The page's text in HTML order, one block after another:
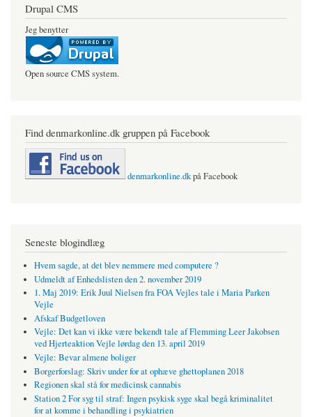
Drupal CMS
Jeg benytter
Open source CMS system.
Find denmarkonline.dk gruppen på Facebook
denmarkonline.dkpå Facebook
Seneste blogindlæg
Hvem sagde, at det blev nemmere med computere ?
Udmeldt af Enhedslisten den 2. november 2019
1. Maj 2019: Erik Juul Nielsen fra FOA Vejles tale i Maria Parken
Vejle
Afskaf Budgetloven
Vejle: Det kan vi ikke være bekendt tale af Flemming Leer Jakobsen
ved Hjerteaktion Vejle lørdag den 13. april 2019
Vejle: Bevar almene boliger
Borgerforslag: Skriv under for at ophæve ghettoplanen 2018
Regionen skal stå for medicinsk cannabis
Station 2 For syg til straf: Ingen psykisk syge skal begå kriminalitet
for at komme i behandling i psykiatrien